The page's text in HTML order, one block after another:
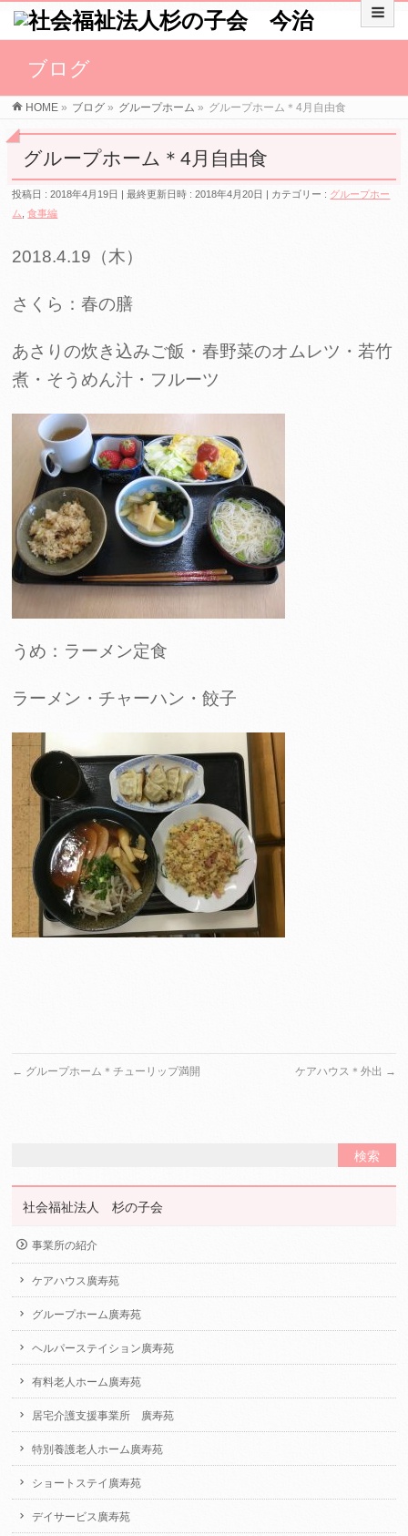
ブログ
HOME » ブログ » グループホーム » グループホーム＊4月自由食
グループホーム＊4月自由食
投稿日 : 2018年4月19日 最終更新日時 : 2018年4月20日 カテゴリー : グループホー
ム ,食事編
2018.4.19（木）
さくら：春の膳
あさりの炊き込みご飯・春野菜のオムレツ・若竹
煮・そうめん汁・フルーツ
うめ：ラーメン定食
ラーメン・チャーハン・餃子
← グループホーム＊チューリップ満開 ケアハウス＊外出 →
社会福祉法人 杉の子会
事業所の紹介
ケアハウス廣寿苑
グループホーム廣寿苑
ヘルパーステイション廣寿苑
有料老人ホーム廣寿苑
居宅介護支援事業所 廣寿苑
特別養護老人ホーム廣寿苑
ショートステイ廣寿苑
デイサービス廣寿苑